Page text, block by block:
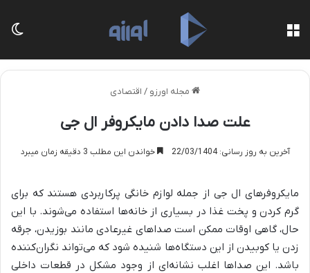
مجله اورزو / اقتصادی
علت صدا دادن مایکروفر ال جی
آخرین به روز رسانی: 22/03/1404 خواندن این مطلب 3 دقیقه زمان میبرد
مایکروفرهای ال جی از جمله لوازم خانگی پرکاربردی هستند که برای
گرم کردن و پخت غذا در بسیاری از خانه‌ها استفاده می‌شوند. با این
حال، گاهی اوقات ممکن است صداهای غیرعادی مانند بوزیدن، جرقه
زدن یا کوبیدن از این دستگاه‌ها شنیده شود که می‌تواند نگران‌کننده
باشد. این صداها اغلب نشانه‌ای از وجود مشکل در قطعات داخلی